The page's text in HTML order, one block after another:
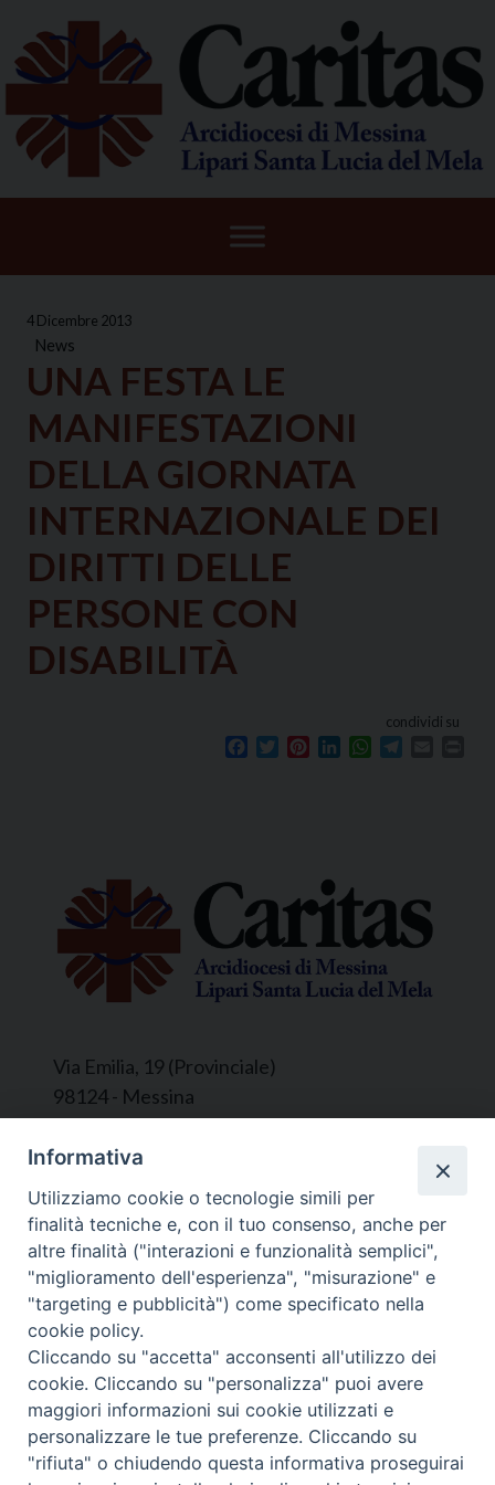
content
4 Dicembre 2013
News
UNA FESTA LE
MANIFESTAZIONI
DELLA GIORNATA
INTERNAZIONALE DEI
DIRITTI DELLE
PERSONE CON
DISABILITÀ
condividi su
Facebook
TwitterPinterestLinkedInWhatsApp
Via Emilia, 19 (Provinciale)
98124 - Messina
Segreteria e Amministrazione:
L’Ufficio è aperto tutti i giorni da lunedì a
venerdì, dalle ore 9.30 alle ore 12.30.
Tel. 090.9146045
mail:ufficiocaritas@diocesimessina.it.
Seguici su
© 2022 - 2025 Caritas Arcidiocesi di Messina Lipari
Santa Lucia del Mela - All Rights Reserved | Privacy
Informativa
Utilizziamo cookie o tecnologie simili per
finalità tecniche e, con il tuo consenso, anche per
altre finalità ("interazioni e funzionalità semplici",
"miglioramento dell'esperienza", "misurazione" e
"targeting e pubblicità") come specificato nella
cookie policy.
Cliccando su "accetta" acconsenti all'utilizzo dei
cookie. Cliccando su "personalizza" puoi avere
maggiori informazioni sui cookie utilizzati e
personalizzare le tue preferenze. Cliccando su
"rifiuta" o chiudendo questa informativa proseguirai